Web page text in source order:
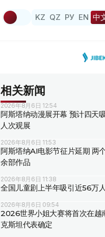
KZ QZ РУ EN 中
相关新闻
2026年8月6日 12:54
阿斯塔纳动漫展开幕 预计四天
人次观展
2026年8月6日 11:53
阿斯塔纳AI电影节征片延期 两
余部作品
2026年8月6日 11:38
全国儿童剧上半年吸引近56万
2026年8月6日 09:54
2026世界小姐大赛将首次在越
克斯坦代表确定